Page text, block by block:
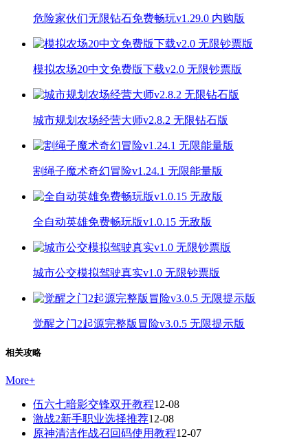
危险家伙们无限钻石免费畅玩v1.29.0 内购版
模拟农场20中文免费版下载v2.0 无限钞票版
城市规划农场经营大师v2.8.2 无限钻石版
割绳子魔术奇幻冒险v1.24.1 无限能量版
全自动英雄免费畅玩版v1.0.15 无敌版
城市公交模拟驾驶真实v1.0 无限钞票版
觉醒之门2起源完整版冒险v3.0.5 无限提示版
相关攻略
More+
伍六七暗影交锋双开教程12-08
激战2新手职业选择推荐12-08
原神清洁作战召回码使用教程12-07